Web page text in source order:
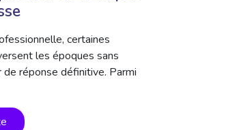
certaines
les époques sans
de réponse définitive. Parmi